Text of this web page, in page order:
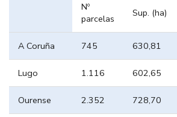
Nº
parcelas
Sup. (ha)
A Coruña 745 630,81
Lugo 1.116 602,65
Ourense 2.352 728,70